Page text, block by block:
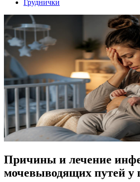
Груднички
Причины и лечение
мочевыводящих путей у